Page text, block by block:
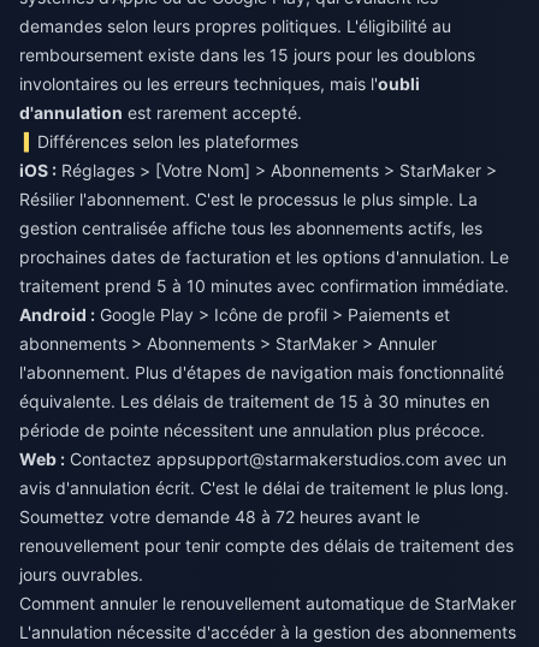
demandes selon leurs propres politiques. L'éligibilité au
remboursement existe dans les 15 jours pour les doublons
involontaires ou les erreurs techniques, mais l'oubli
d'annulation est rarement accepté.
Différences selon les plateformes
iOS : Réglages > [Votre Nom] > Abonnements > StarMaker >
Résilier l'abonnement. C'est le processus le plus simple. La
gestion centralisée affiche tous les abonnements actifs, les
prochaines dates de facturation et les options d'annulation. Le
traitement prend 5 à 10 minutes avec confirmation immédiate.
Android : Google Play > Icône de profil > Paiements et
abonnements > Abonnements > StarMaker > Annuler
l'abonnement. Plus d'étapes de navigation mais fonctionnalité
équivalente. Les délais de traitement de 15 à 30 minutes en
période de pointe nécessitent une annulation plus précoce.
Web : Contactez appsupport@starmakerstudios.com avec un
avis d'annulation écrit. C'est le délai de traitement le plus long.
Soumettez votre demande 48 à 72 heures avant le
renouvellement pour tenir compte des délais de traitement des
jours ouvrables.
Comment annuler le renouvellement automatique de StarMaker
L'annulation nécessite d'accéder à la gestion des abonnements